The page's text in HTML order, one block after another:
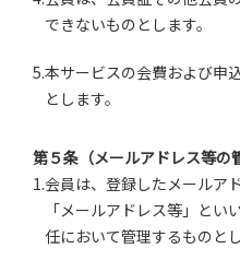
できないものとします。
5.本サービスの会費および申
とします。
第５条（メールアドレス等の
1.会員は、登録したメールア
「メールアドレス等」と
任において管理するものとし